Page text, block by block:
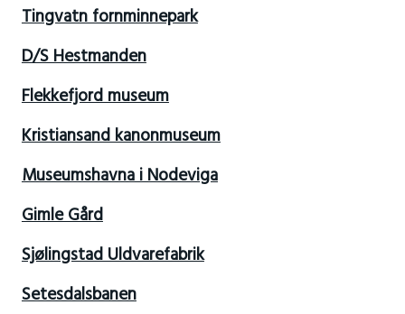
Tingvatn fornminnepark
D/S Hestmanden
Flekkefjord museum
Kristiansand kanonmuseum
Museumshavna i Nodeviga
Gimle Gård
Sjølingstad Uldvarefabrik
Setesdalsbanen